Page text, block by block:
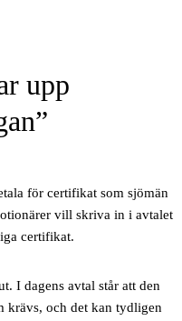
upp
för certifikat som sjömän
vill skriva in i avtalet
certifikat.
I dagens avtal står att den
krävs, och det kan tydligen